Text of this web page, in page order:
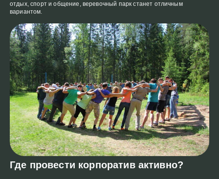
отдых, спорт и общение, веревочный парк станет отличным
вариантом.
Где провести корпоратив активно?